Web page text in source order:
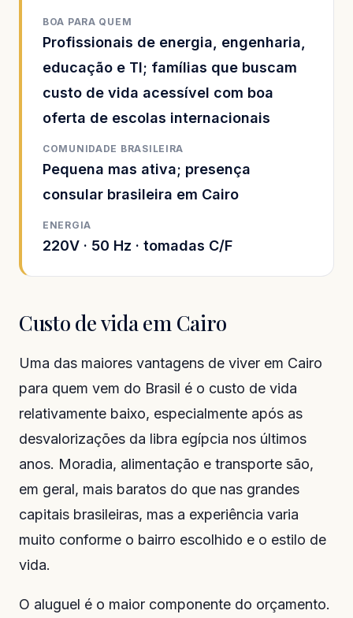
BOA PARA QUEM
Profissionais de energia, engenharia,
educação e TI; famílias que buscam
custo de vida acessível com boa
oferta de escolas internacionais
COMUNIDADE BRASILEIRA
Pequena mas ativa; presença
consular brasileira em Cairo
ENERGIA
220V · 50 Hz · tomadas C/F
Custo de vida em Cairo
Uma das maiores vantagens de viver em Cairo
para quem vem do Brasil é o custo de vida
relativamente baixo, especialmente após as
desvalorizações da libra egípcia nos últimos
anos. Moradia, alimentação e transporte são,
em geral, mais baratos do que nas grandes
capitais brasileiras, mas a experiência varia
muito conforme o bairro escolhido e o estilo de
vida.
O aluguel é o maior componente do orçamento.